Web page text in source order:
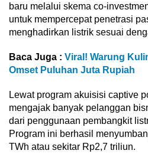
baru melalui skema co-
untuk mempercepat penetrasi
menghadirkan listrik sesuai
Baca Juga : Viral! Warung
Omset Puluhan Juta Rupiah
Lewat program akuisisi captive
mengajak banyak pelanggan
dari penggunaan pembangkit
Program ini berhasil
TWh atau sekitar Rp2,7 triliun.